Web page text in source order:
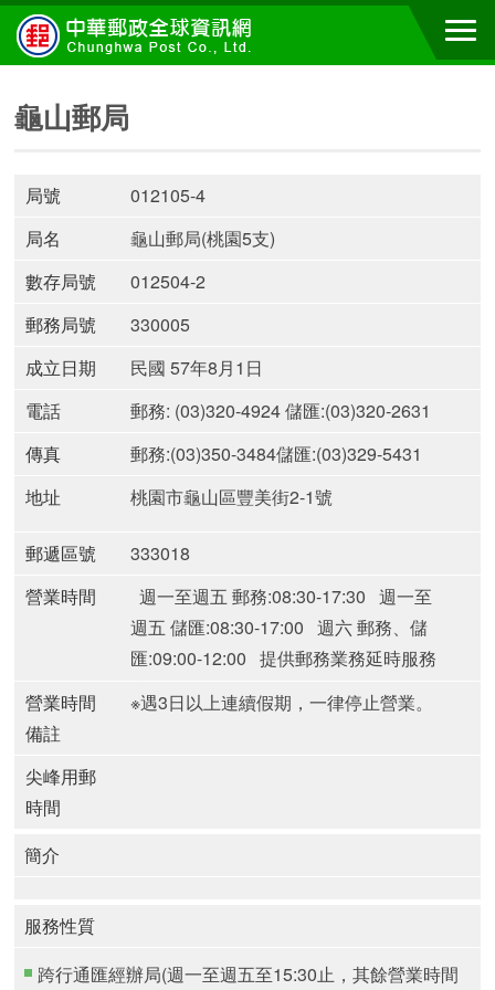
龜山郵局
局號
012105-4
局名
龜山郵局(桃園5支)
數存局號
012504-2
郵務局號
330005
成立日期
民國 57年8月1日
電話
郵務: (03)320-4924 儲匯:(03)320-2631
傳真
郵務:(03)350-3484儲匯:(03)329-5431
地址
桃園市龜山區豐美街2-1號
郵遞區號
333018
營業時間
週一至週五 郵務:08:30-17:30 週一至
週五 儲匯:08:30-17:00 週六 郵務、儲
匯:09:00-12:00 提供郵務業務延時服務
郵局(週一至週五)
營業時間
備註
※遇3日以上連續假期，一律停止營業。
尖峰用郵
時間
簡介
服務性質
跨行通匯經辦局(週一至週五至15:30止，其餘營業時間